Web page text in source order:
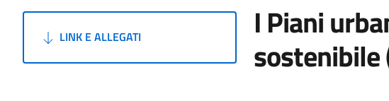
LINK E ALLEGATI I Piani
sostenibile